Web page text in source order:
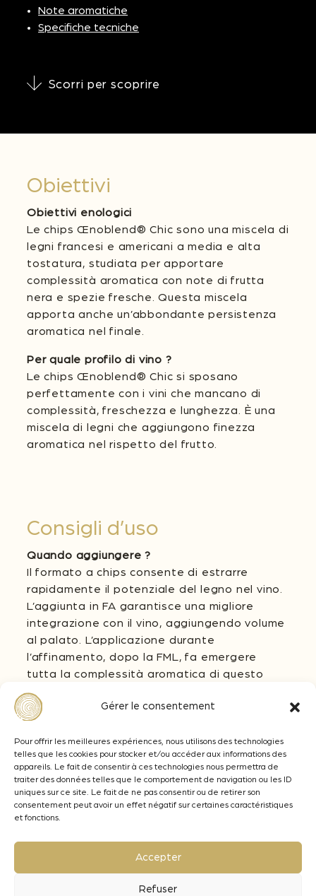
Gérer le consentement
Pour offrir les meilleures expériences, nous utilisons des technologies
telles que les cookies pour stocker et/ou accéder aux informations des
appareils. Le fait de consentir à ces technologies nous permettra de
traiter des données telles que le comportement de navigation ou les ID
uniques sur ce site. Le fait de ne pas consentir ou de retirer son
consentement peut avoir un effet négatif sur certaines caractéristiques
et fonctions.
Accepter
Refuser
Note aromatiche
Specifiche tecniche
Scorri per scoprire
Obiettivi
Obiettivi enologici
Le chips Œnoblend® Chic sono una miscela di
legni francesi e americani a media e alta
tostatura, studiata per apportare
complessità aromatica con note di frutta
nera e spezie fresche. Questa miscela
apporta anche un’abbondante persistenza
aromatica nel finale.
Per quale profilo di vino ?
Le chips Œnoblend® Chic si sposano
perfettamente con i vini che mancano di
complessità, freschezza e lunghezza. È una
miscela di legni che aggiungono finezza
aromatica nel rispetto del frutto.
Consigli d’uso
Quando aggiungere ?
Il formato a chips consente di estrarre
rapidamente il potenziale del legno nel vino.
L’aggiunta in FA garantisce una migliore
integrazione con il vino, aggiungendo volume
al palato. L’applicazione durante
l’affinamento, dopo la FML, fa emergere
tutta la complessità aromatica di questo
legno preservandone l’impatto sul palato.
Quale tasso di applicazione ?
Il dosaggio delle Chips Œnoblend® Chic deve
essere all’obiettivo enologico desiderato. Da
1 a 5 g/L su vini bianchi, rosati e rossi. Per
ottenere una maggiore complessità e
finezza, si consiglia di lavorare a circa 3-4
g/L durante l’affinamento.
Fermentazione : tempo di vinificazione. Un
periodo da 7 a 10 giorni è necessario per